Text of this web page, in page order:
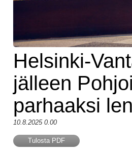
Helsinki-
jälleen
parhaaksi
10.8.2025 0.00
Tulosta PDF